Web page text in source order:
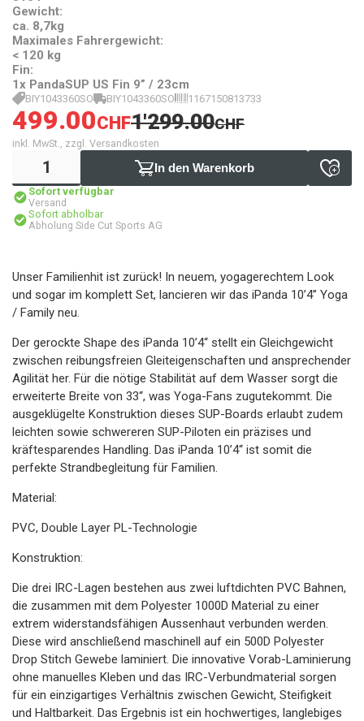
Gewicht:
ca. 8,7kg
Maximales Fahrergewicht:
< 120 kg
Fin:
1x PandaSUP US Fin 9” / 23cm
BIY1043360SO BIY1043360SO 1167150813733
499.00CHF1'299.00CHF
inkl. MwSt., zzgl. Versandkosten
In den Warenkorb
Sofort verfügbar
Versand
Sofort abholbar
Abholung Side Cut Sports AG
Unser Familienhit ist zurück! In neuem, yogagerechtem Look
und sogar im komplett Set, lancieren wir das iPanda 10’4’’ Yoga
/ Family neu.
Der gerockte Shape des iPanda 10’4“ stellt ein Gleichgewicht
zwischen reibungsfreien Gleiteigenschaften und ansprechender
Agilität her. Für die nötige Stabilität auf dem Wasser sorgt die
erweiterte Breite von 33“, was Yoga-Fans zugutekommt. Die
ausgeklügelte Konstruktion dieses SUP-Boards erlaubt zudem
leichten sowie schwereren SUP-Piloten ein präzises und
kräftesparendes Handling. Das iPanda 10’4“ ist somit die
perfekte Strandbegleitung für Familien.
Material:
PVC, Double Layer PL-Technologie
Konstruktion:
Die drei IRC-Lagen bestehen aus zwei luftdichten PVC Bahnen,
die zusammen mit dem Polyester 1000D Material zu einer
extrem widerstandsfähigen Aussenhaut verbunden werden.
Diese wird anschließend maschinell auf ein 500D Polyester
Drop Stitch Gewebe laminiert. Die innovative Vorab-Laminierung
ohne manuelles Kleben und das IRC-Verbundmaterial sorgen
für ein einzigartiges Verhältnis zwischen Gewicht, Steifigkeit
und Haltbarkeit. Das Ergebnis ist ein hochwertiges, langlebiges